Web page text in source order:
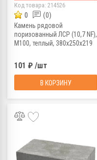
Код товара: 214526
0 (0)
Камень рядовой
поризованный ЛСР (10,7 NF),
М100, теплый, 380х250х219
101 ₽ /шт
В КОРЗИНУ